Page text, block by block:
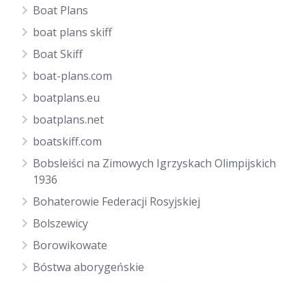
Boat Plans
boat plans skiff
Boat Skiff
boat-plans.com
boatplans.eu
boatplans.net
boatskiff.com
Bobsleiści na Zimowych Igrzyskach Olimpijskich
1936
Bohaterowie Federacji Rosyjskiej
Bolszewicy
Borowikowate
Bóstwa aborygeńskie